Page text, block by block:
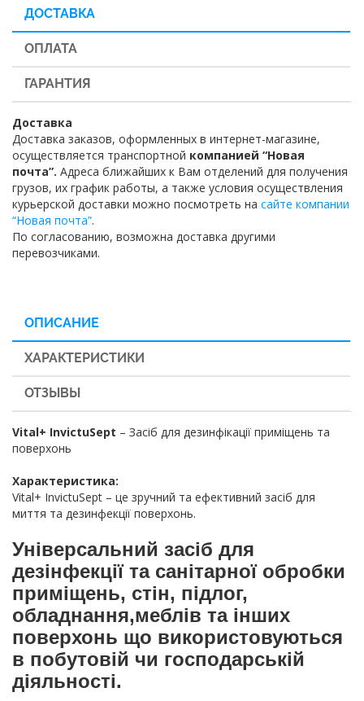
ДОСТАВКА
ОПЛАТА
ГАРАНТИЯ
Доставка
Доставка заказов, оформленных в интернет-магазине,
осуществляется транспортной компанией “Новая
почта”. Адреса ближайших к Вам отделений для получения
грузов, их график работы, а также условия осуществления
курьерской доставки можно посмотреть на сайте компании
“Новая почта”.
По согласованию, возможна доставка другими
перевозчиками.
ОПИСАНИЕ
ХАРАКТЕРИСТИКИ
ОТЗЫВЫ
Vital+ InvictuSept – Засіб для дезинфікації приміщень та
поверхонь
Характеристика:
Vital+ InvictuSept – це зручний та ефективний засіб для
миття та дезинфекції поверхонь.
Універсальний засіб для
дезінфекції та санітарної обробки
приміщень, стін, підлог,
обладнання,меблів та інших
поверхонь що використовуються
в побутовій чи господарській
діяльності.